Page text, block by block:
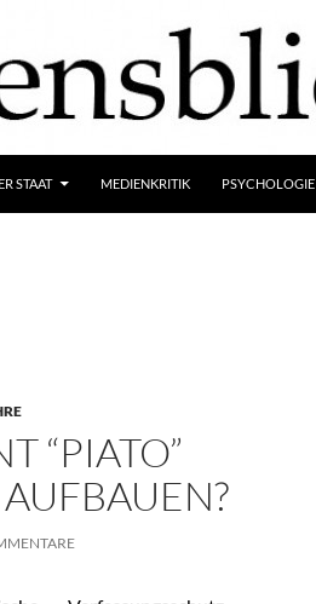
STAAT MEDIENKRITIK PSYCHOLOGIE
“PIATO”